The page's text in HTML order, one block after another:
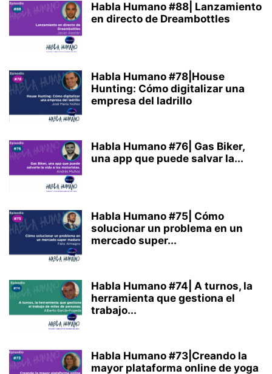
Habla Humano #88| Lanzamiento
en directo de Dreambottles
Habla Humano #78|House
Hunting: Cómo digitalizar una
empresa del ladrillo
Habla Humano #76| Gas Biker,
una app que puede salvar la...
Habla Humano #75| Cómo
solucionar un problema en un
mercado super...
Habla Humano #74| A turnos, la
herramienta que gestiona el
trabajo...
Habla Humano #73|Creando la
mayor plataforma online de yoga